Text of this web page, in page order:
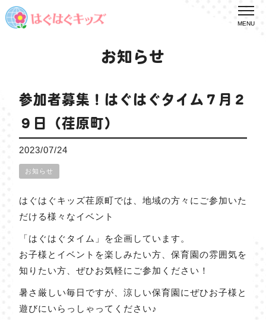
MENU
お知らせ
参加者募集！はぐはぐタイム７月２
９日（荏原町）
2023/07/24
お知らせ
はぐはぐキッズ荏原町では、地域の方々にご参加いた
だける様々なイベント
「はぐはぐタイム」を企画しています。
お子様とイベントを楽しみたい方、保育園の雰囲気を
知りたい方、ぜひお気軽にご参加ください！
暑さ厳しい毎日ですが、涼しい保育園にぜひお子様と
遊びにいらっしゃってください♪